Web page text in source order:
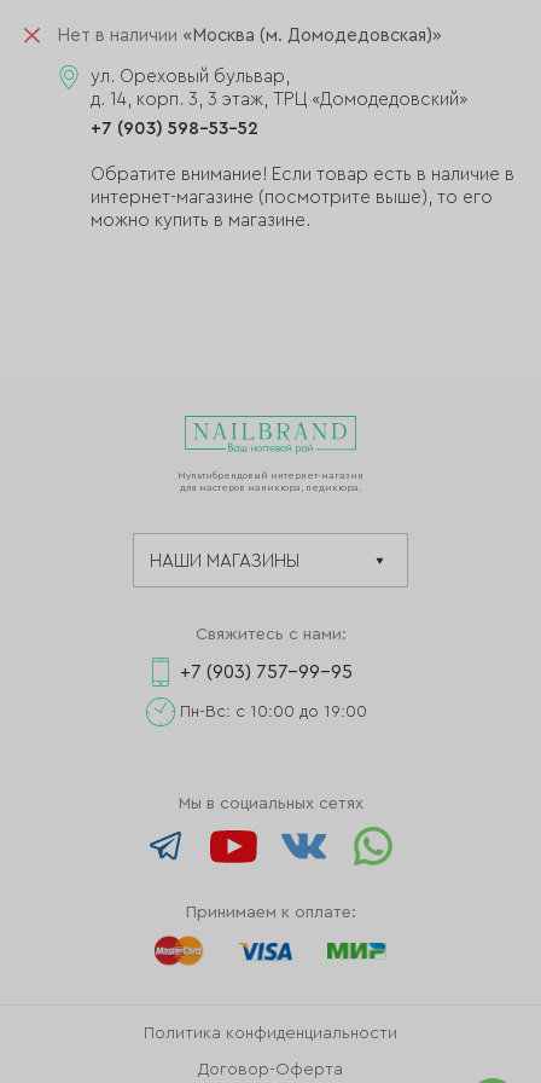
Нет в наличии «Москва (м. Домодедовская)»
ул. Ореховый бульвар,
д. 14, корп. 3, 3 этаж, ТРЦ «Домодедовский»
+7 (903) 598-53-52
Обратите внимание! Если товар есть в наличие в
интернет-магазине (посмотрите выше), то его
можно купить в магазине.
Мультибрендовый интернет-магазин
для мастеров маникюра, педикюра.
Свяжитесь с нами:
+7 (903) 757-99-95
Пн-Вс: с 10:00 до 19:00
Мы в социальных сетях
Принимаем к оплате:
Политика конфиденциальности
Договор-Оферта